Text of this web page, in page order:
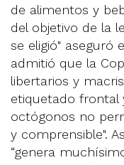
de alimentos y
del objetivo de la
se eligió" aseguró
admitió que la
libertarios y
etiquetado frontal
octógonos no
y comprensible".
“genera